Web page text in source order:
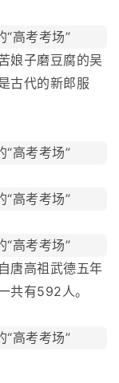
子磨豆腐的吴
古代的新郎服
高祖武德五年
共有592人。